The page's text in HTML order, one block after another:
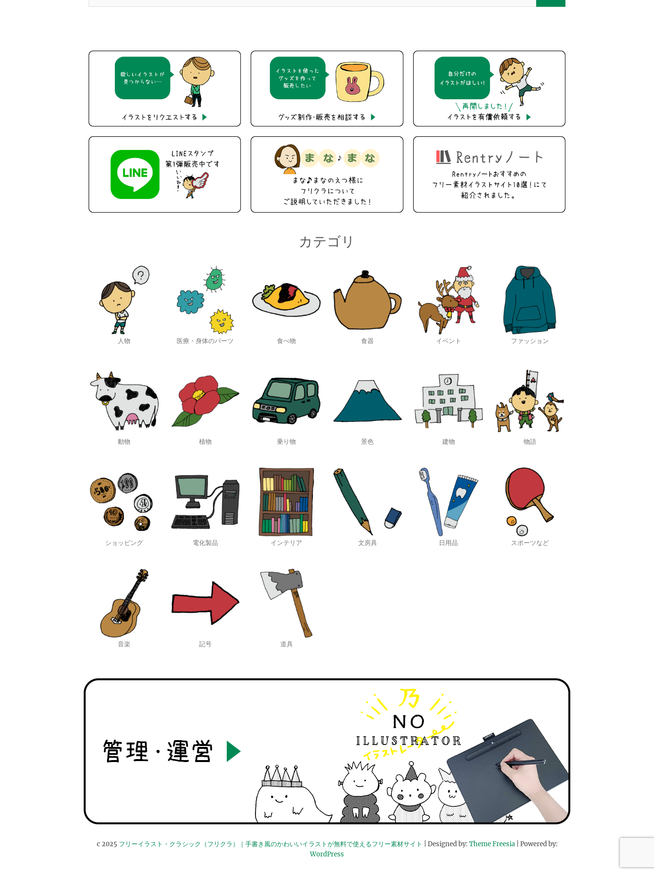
カテゴリ
人物 医療・身体のパーツ 食べ物 食器 イベント ファッション
動物 植物 乗り物 景色 建物 物語
ショッピング 電化製品 インテリア 文房具 日用品 スポーツなど
音楽 記号 道具
c 2025 フリーイラスト・クラシック（フリクラ）｜手書き風のかわいいイラストが無料で使えるフリー素材サイト | Designed by: Theme Freesia| Powered by:
WordPress